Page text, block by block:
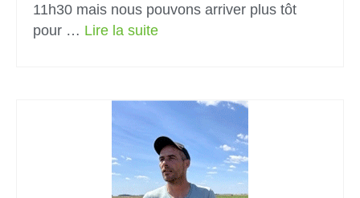
11h30 mais nous pouvons arriver plus tôt
pour … Lire la suite­­